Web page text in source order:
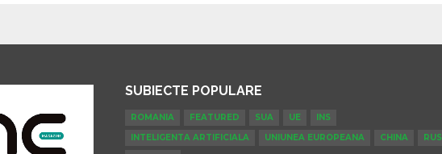
SUBIECTE POPULARE
ROMANIA FEATURED SUA UE
INS
INTELIGENTA ARTIFICIALA
UNIUNEA EUROPEANA CHINA